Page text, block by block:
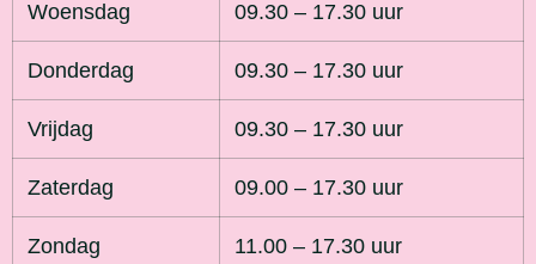
Woensdag 09.30 – 17.30 uur
Donderdag 09.30 – 17.30 uur
Vrijdag 09.30 – 17.30 uur
Zaterdag 09.00 – 17.30 uur
Zondag 11.00 – 17.30 uur